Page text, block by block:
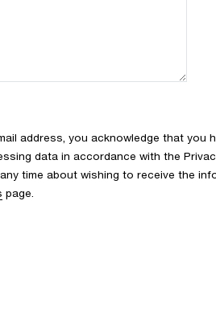
address, you acknowledge that you
data in accordance with the
time about wishing to receive the
page.